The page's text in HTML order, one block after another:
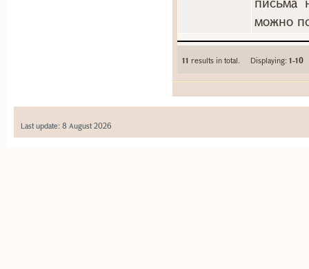
можно
11 results in total. Displaying:1-10
Last update: 8 August 2026